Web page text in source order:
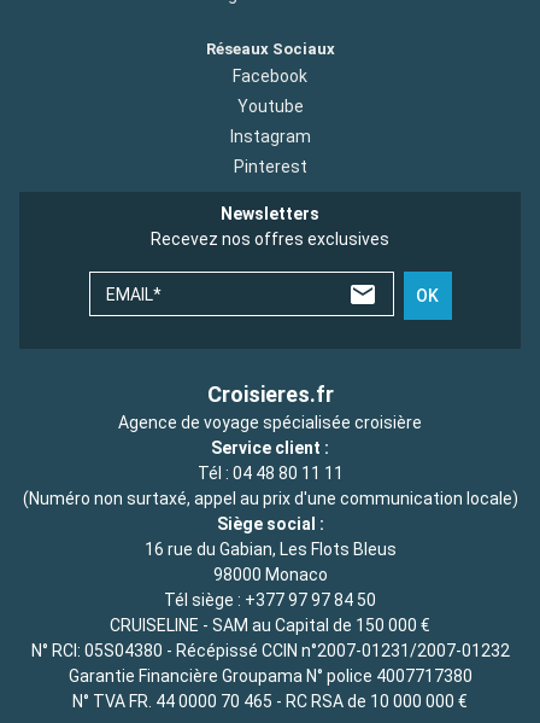
Réseaux Sociaux
Facebook
Youtube
Instagram
Pinterest
Newsletters
Recevez nos offres exclusives
EMAIL* OK
Croisieres.fr
Agence de voyage spécialisée croisière
Service client :
Tél : 04 48 80 11 11
(Numéro non surtaxé, appel au prix d'une communication locale)
Siège social :
16 rue du Gabian, Les Flots Bleus
98000 Monaco
Tél siège : +377 97 97 84 50
CRUISELINE - SAM au Capital de 150 000 €
N° RCI: 05S04380 - Récépissé CCIN n°2007-01231/2007-01232
Garantie Financière Groupama N° police 4007717380
N° TVA FR. 44 0000 70 465 - RC RSA de 10 000 000 €